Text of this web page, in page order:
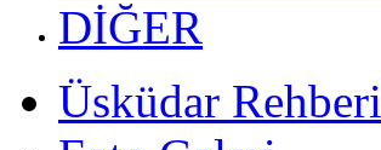
DİĞER
Üsküdar Rehberi